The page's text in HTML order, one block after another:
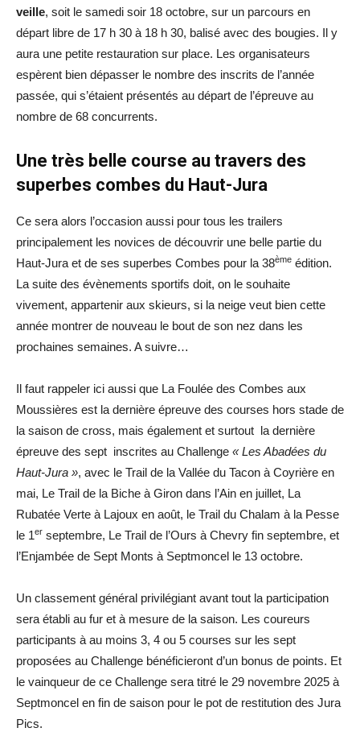
veille, soit le samedi soir 18 octobre, sur un parcours en
départ libre de 17 h 30 à 18 h 30, balisé avec des bougies. Il y
aura une petite restauration sur place. Les organisateurs
espèrent bien dépasser le nombre des inscrits de l’année
passée, qui s’étaient présentés au départ de l’épreuve au
nombre de 68 concurrents.
Une très belle course au travers des
superbes combes du Haut-Jura
Ce sera alors l’occasion aussi pour tous les trailers
principalement les novices de découvrir une belle partie du
Haut-Jura et de ses superbes Combes pour la 38ème édition.
La suite des évènements sportifs doit, on le souhaite
vivement, appartenir aux skieurs, si la neige veut bien cette
année montrer de nouveau le bout de son nez dans les
prochaines semaines. A suivre…
Il faut rappeler ici aussi que La Foulée des Combes aux
Moussières est la dernière épreuve des courses hors stade de
la saison de cross, mais également et surtout la dernière
épreuve des sept inscrites au Challenge « Les Abadées du
Haut-Jura », avec le Trail de la Vallée du Tacon à Coyrière en
mai, Le Trail de la Biche à Giron dans l’Ain en juillet, La
Rubatée Verte à Lajoux en août, le Trail du Chalam à la Pesse
le 1er septembre, Le Trail de l’Ours à Chevry fin septembre, et
l’Enjambée de Sept Monts à Septmoncel le 13 octobre.
Un classement général privilégiant avant tout la participation
sera établi au fur et à mesure de la saison. Les coureurs
participants à au moins 3, 4 ou 5 courses sur les sept
proposées au Challenge bénéficieront d’un bonus de points. Et
le vainqueur de ce Challenge sera titré le 29 novembre 2025 à
Septmoncel en fin de saison pour le pot de restitution des Jura
Pics.